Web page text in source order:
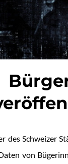
des Schweizer
von